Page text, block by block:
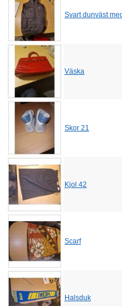
Svart dunväst
Väska
Skor 21
Kjol 42
Scarf
Halsduk